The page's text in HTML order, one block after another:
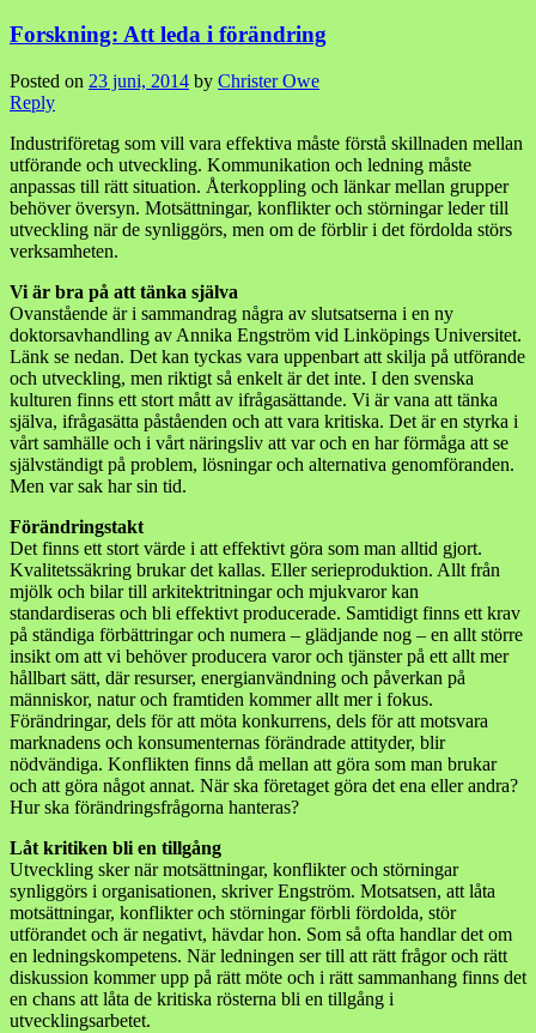
Forskning: Att leda i förändring
Posted on 23 juni, 2014 by Christer Owe
Reply
Industriföretag som vill vara effektiva måste förstå skillnaden mellan
utförande och utveckling. Kommunikation och ledning måste
anpassas till rätt situation. Återkoppling och länkar mellan grupper
behöver översyn. Motsättningar, konflikter och störningar leder till
utveckling när de synliggörs, men om de förblir i det fördolda störs
verksamheten.
Vi är bra på att tänka själva
Ovanstående är i sammandrag några av slutsatserna i en ny
doktorsavhandling av Annika Engström vid Linköpings Universitet.
Länk se nedan. Det kan tyckas vara uppenbart att skilja på utförande
och utveckling, men riktigt så enkelt är det inte. I den svenska
kulturen finns ett stort mått av ifrågasättande. Vi är vana att tänka
själva, ifrågasätta påståenden och att vara kritiska. Det är en styrka i
vårt samhälle och i vårt näringsliv att var och en har förmåga att se
självständigt på problem, lösningar och alternativa genomföranden.
Men var sak har sin tid.
Förändringstakt
Det finns ett stort värde i att effektivt göra som man alltid gjort.
Kvalitetssäkring brukar det kallas. Eller serieproduktion. Allt från
mjölk och bilar till arkitektritningar och mjukvaror kan
standardiseras och bli effektivt producerade. Samtidigt finns ett krav
på ständiga förbättringar och numera – glädjande nog – en allt större
insikt om att vi behöver producera varor och tjänster på ett allt mer
hållbart sätt, där resurser, energianvändning och påverkan på
människor, natur och framtiden kommer allt mer i fokus.
Förändringar, dels för att möta konkurrens, dels för att motsvara
marknadens och konsumenternas förändrade attityder, blir
nödvändiga. Konflikten finns då mellan att göra som man brukar
och att göra något annat. När ska företaget göra det ena eller andra?
Hur ska förändringsfrågorna hanteras?
Låt kritiken bli en tillgång
Utveckling sker när motsättningar, konflikter och störningar
synliggörs i organisationen, skriver Engström. Motsatsen, att låta
motsättningar, konflikter och störningar förbli fördolda, stör
utförandet och är negativt, hävdar hon. Som så ofta handlar det om
en ledningskompetens. När ledningen ser till att rätt frågor och rätt
diskussion kommer upp på rätt möte och i rätt sammanhang finns det
en chans att låta de kritiska rösterna bli en tillgång i
utvecklingsarbetet.